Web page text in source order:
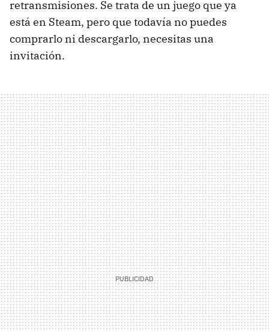
retransmisiones. Se trata de un juego que ya
está en Steam, pero que todavía no puedes
comprarlo ni descargarlo, necesitas una
invitación.